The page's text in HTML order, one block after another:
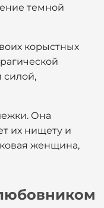
темной
корыстных
силой,
Она
их нищету и
женщина,